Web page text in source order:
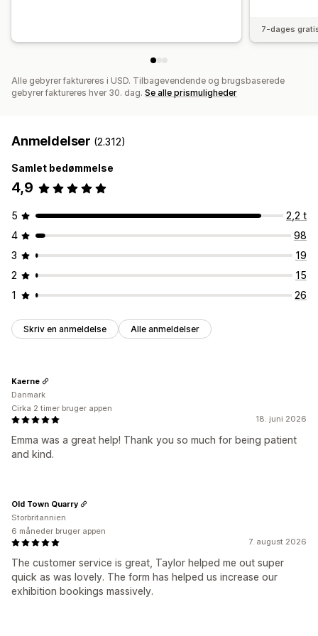
7-dages
Alle gebyrer faktureres i USD. Tilbagevendende og brugsbaserede
gebyrer faktureres hver 30. dag. Se alle prismuligheder
Anmeldelser (2.312)
Samlet bedømmelse
4,9
5
2,2 t
4
98
3
19
2
15
1
26
Skriv en anmeldelse Alle anmeldelser
18. juni 2026
Emma was a great help! Thank you so much for being patient
and kind.
Kaerne
Danmark
Cirka 2 timer bruger appen
7. august 2026
The customer service is great, Taylor helped me out super
quick as was lovely. The form has helped us increase our
exhibition bookings massively.
Old Town Quarry
Storbritannien
6 måneder bruger appen